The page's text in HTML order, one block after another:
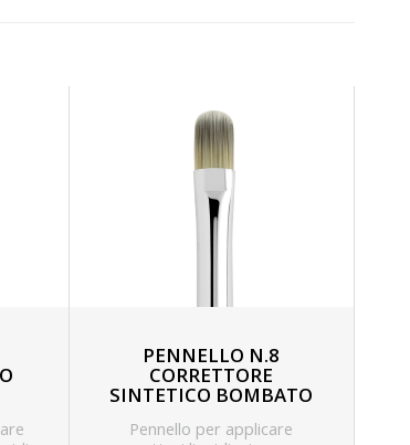
PENNELLO N.8
CORRETTORE
SINTETICO BOMBATO
Pennello per applicare